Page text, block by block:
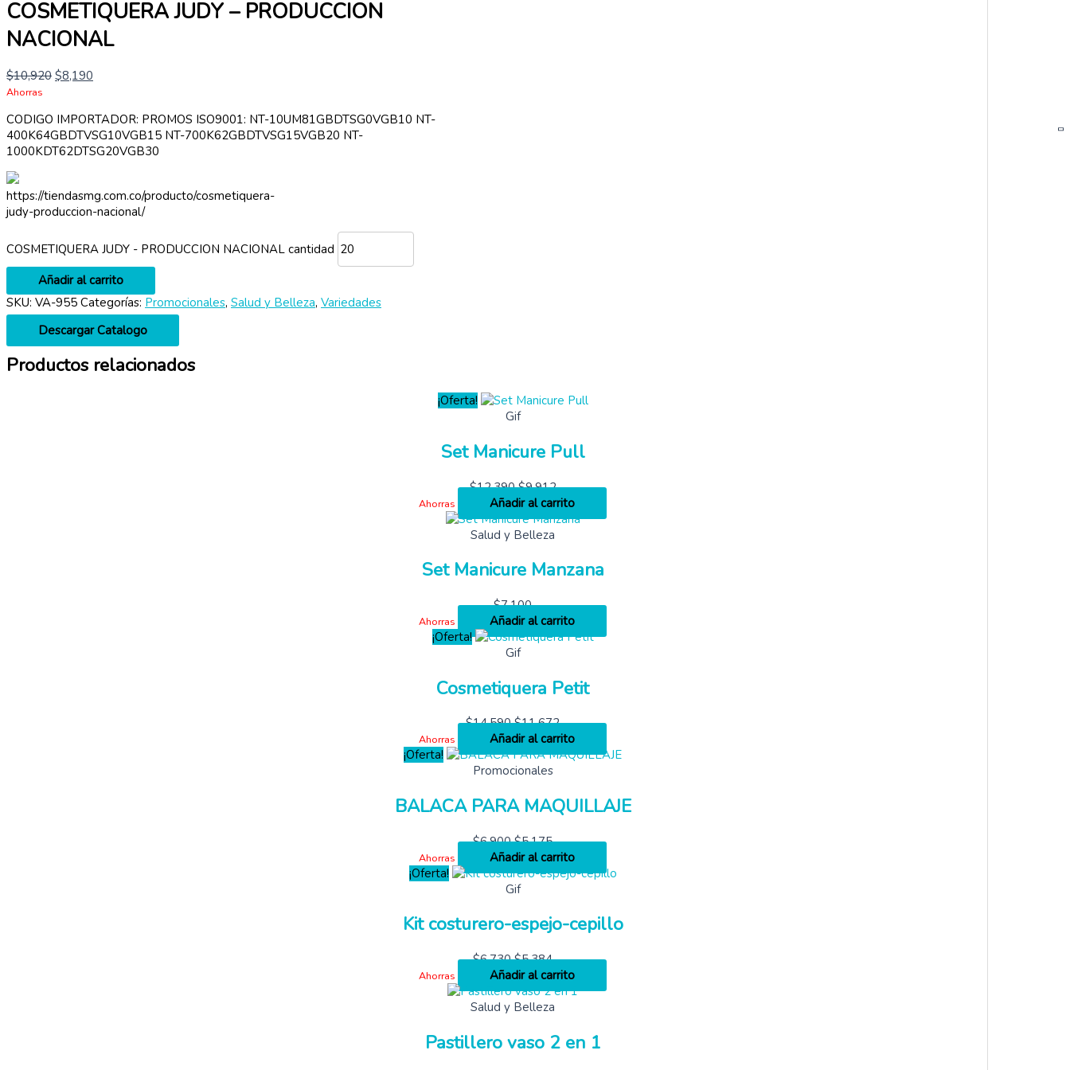
COSMETIQUERA JUDY – PRODUCCION
NACIONAL
$10,920 $8,190
Ahorras
CODIGO IMPORTADOR: PROMOS ISO9001: NT-10UM81GBDTSG0VGB10 NT-
400K64GBDTVSG10VGB15 NT-700K62GBDTVSG15VGB20 NT-
1000KDT62DTSG20VGB30
https://tiendasmg.com.co/producto/cosmetiquera-
judy-produccion-nacional/
COSMETIQUERA JUDY - PRODUCCION NACIONAL cantidad
Añadir al carrito
SKU: VA-955 Categorías: Promocionales, Salud y Belleza, Variedades
Descargar Catalogo
Productos relacionados
¡Oferta!
Gif
Set Manicure Pull
$12,390 $9,912
Ahorras
Añadir al carrito
Salud y Belleza
Set Manicure Manzana
$7,100
Ahorras
Añadir al carrito
¡Oferta!
Gif
Cosmetiquera Petit
$14,590 $11,672
Ahorras
Añadir al carrito
¡Oferta!
Promocionales
BALACA PARA MAQUILLAJE
$6,900 $5,175
Ahorras
Añadir al carrito
¡Oferta!
Gif
Kit costurero-espejo-cepillo
$6,730 $5,384
Ahorras
Añadir al carrito
Salud y Belleza
Pastillero vaso 2 en 1